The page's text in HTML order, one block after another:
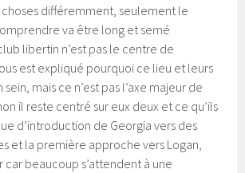
différemment, seulement le
va être long et semé
libertin n’est pas le centre de
est expliqué pourquoi ce lieu et leurs
mais ce n’est pas l’axe majeur de
il reste centré sur eux deux et ce qu’ils
d’introduction de Georgia vers des
et la première approche vers Logan,
beaucoup s’attendent à une